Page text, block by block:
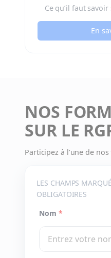
Ce qu’il faut savoir
En
NOS
SUR LE
Participez à l’une de
LES CHAMPS
OBLIGATOIRES
Nom *